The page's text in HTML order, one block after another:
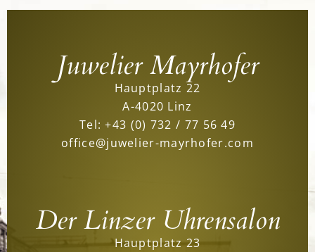
Juwelier Mayrhofer
Hauptplatz 22
A-4020 Linz
Tel:+43 (0) 732 / 77 56 49
office@juwelier-mayrhofer.com
Der Linzer Uhrensalon
Hauptplatz 23